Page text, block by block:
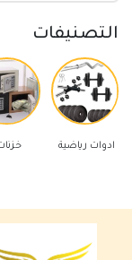
التصنيفات
رياضية خزنات